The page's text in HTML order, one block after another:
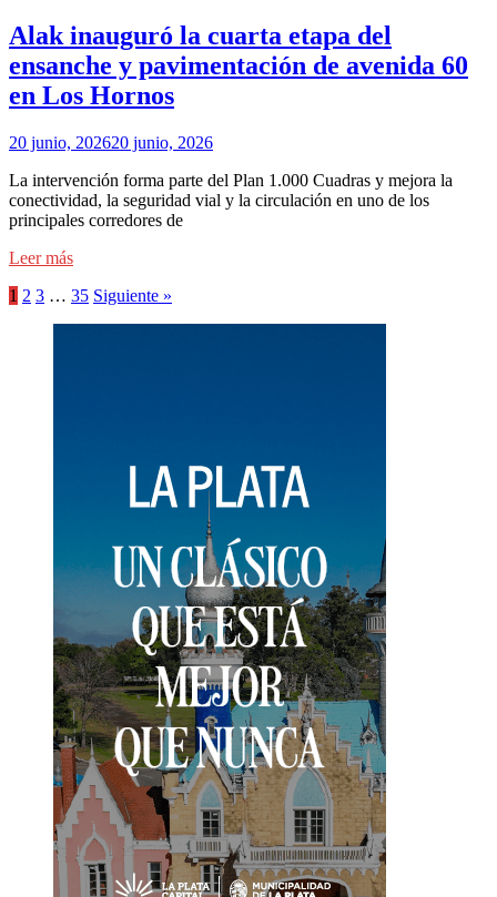
Alak inauguró la cuarta etapa del
ensanche y pavimentación de avenida 60
en Los Hornos
20 junio, 202620 junio, 2026
La intervención forma parte del Plan 1.000 Cuadras y mejora la
conectividad, la seguridad vial y la circulación en uno de los
principales corredores de
Leer más
1 2 3 … 35 Siguiente »